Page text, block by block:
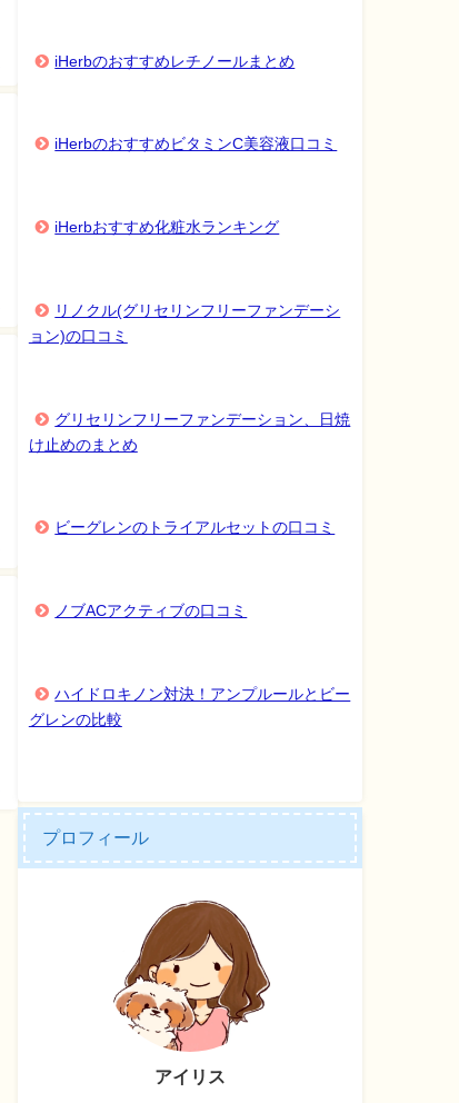
iHerbのおすすめレチノールまとめ
iHerbのおすすめビタミンC美容液口コミ
iHerbおすすめ化粧水ランキング
リノクル(グリセリンフリーファンデーシ
ョン)の口コミ
グリセリンフリーファンデーション、日焼
け止めのまとめ
ビーグレンのトライアルセットの口コミ
ノブACアクティブの口コミ
ハイドロキノン対決！アンプルールとビー
グレンの比較
プロフィール
アイリス